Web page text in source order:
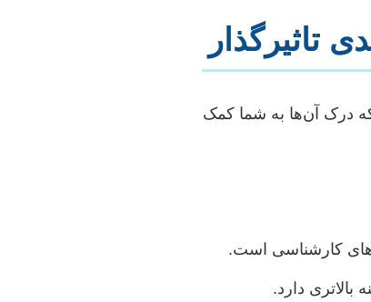
تاثیرگذار
درک آن‌ها به شما کمک
کارشناسی است.
دارد.